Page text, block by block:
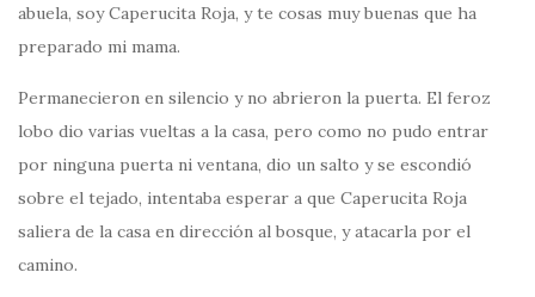
abuela, soy Caperucita Roja, y te cosas muy buenas que ha
preparado mi mama.
Permanecieron en silencio y no abrieron la puerta. El feroz
lobo dio varias vueltas a la casa, pero como no pudo entrar
por ninguna puerta ni ventana, dio un salto y se escondió
sobre el tejado, intentaba esperar a que Caperucita Roja
saliera de la casa en dirección al bosque, y atacarla por el
camino.